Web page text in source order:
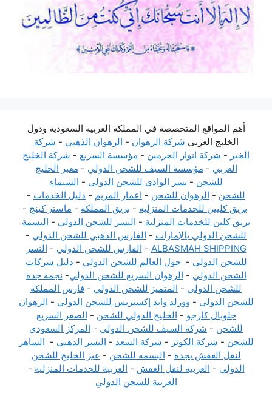
أهم المواقع المتخصصة في المملكة العربية السعودية ودول
الخليج العربي شركة الرهوان - الرهوان الذهبي - شركة
الخير - شركة انوار الحرمين - مؤسسة السريع - شركة الخليج
العربي - مؤسسة السيف للشحن الدولي - معبر الخليج
للشحن - نسر الوادي للشحن الدولي - الشيماء
للشحن - الرهوان للشحن - اعمار المريم - دليل الخدمات -
بريق كليين للخدمات المنزلية - بريق المملكة - ماستر كينج -
بريق كلين للخدمات المنزلية - النسر للشحن الدولي - البسمة
للشحن الدولي بالإمارات - الفارس الذهبي للشحن الدولي -
ALBASMAH SHIPPING
- الفارس للشحن الدولي - النسر
للشحن الدولي -حول العالم للشحن الدولي - دليل شركات
الشحن الدولي - الرهوان السريع للشحن الدولي- نجمة جدة
للشحن الدولي - المتميز للشحن الدولي - فارس المملكة
للشحن الدولي - وورلد وايد إكسبريس للشحن الدولي - الرهوان
جلوبال كارجو - الخليج الدولي للشحن - الصقر السريع
للشحن - شركة السيف للشحن الدولي - المركز السعودي
للشحن - شركة الكوثر - شركة السعد - النسر الذهبي - الساهر
لنقل العفش بجدة - البسمه للشحن - عبر الخليج للشحن
الدولي - العربية لنقل العفش - العربية للخدمات المنزلية -
العربية للشحن الدولي